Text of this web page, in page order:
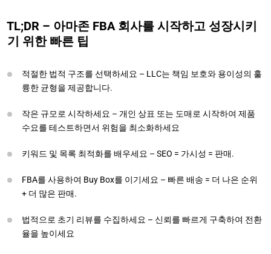
TL;DR – 아마존 FBA 회사를 시작하고 성장시키
기 위한 빠른 팁
적절한 법적 구조를 선택하세요 – LLC는 책임 보호와 용이성의 훌
륭한 균형을 제공합니다.
작은 규모로 시작하세요 – 개인 상표 또는 도매로 시작하여 제품
수요를 테스트하면서 위험을 최소화하세요
키워드 및 목록 최적화를 배우세요 – SEO = 가시성 = 판매.
FBA를 사용하여 Buy Box를 이기세요 – 빠른 배송 = 더 나은 순위
+ 더 많은 판매.
법적으로 초기 리뷰를 수집하세요 – 신뢰를 빠르게 구축하여 전환
율을 높이세요